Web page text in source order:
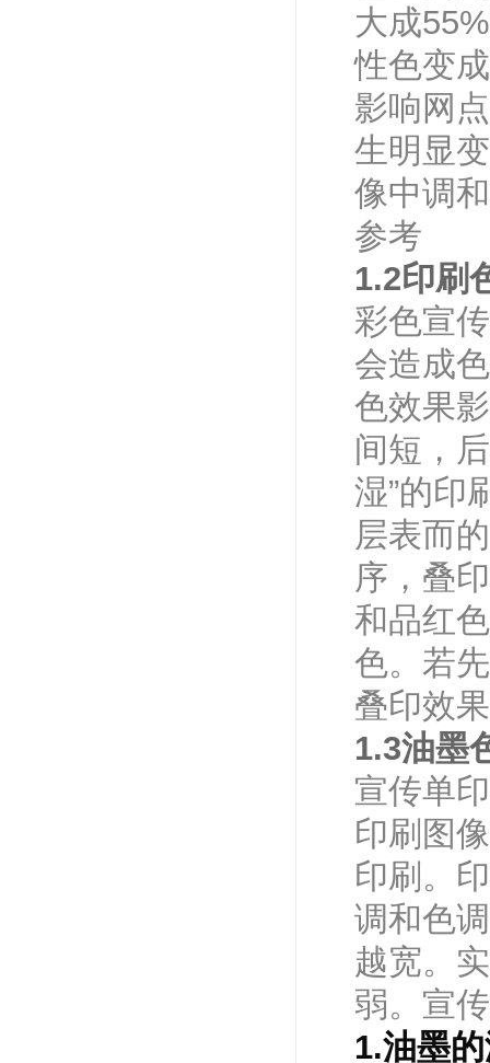
大成
性色变
影响网
生明显
像中调
参考
1.2印刷
彩色宣
会造成
色效果
间短，
湿”的印
层表而
序，叠
和品红
色。若
叠印效
1.3油墨
宣传单
印刷图
印刷。
调和色
越宽。
弱。宣
1.油墨